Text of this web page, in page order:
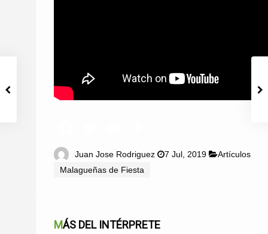
Juan Jose Rodriguez 7 Jul, 2019
Artículos
Malagueñas de Fiesta
MÁS DEL INTÉRPRETE